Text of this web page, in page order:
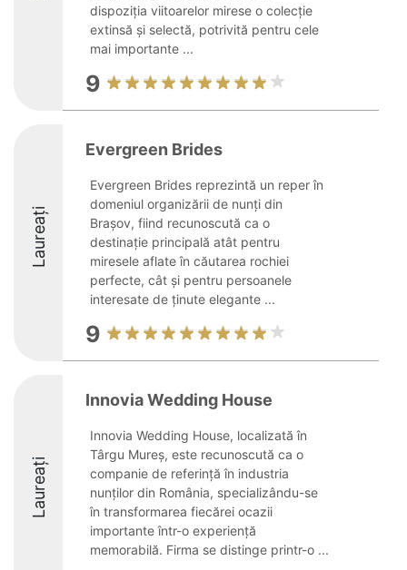
dispoziția viitoarelor mirese o colecție
extinsă și selectă, potrivită pentru cele
mai importante ...
9
Laureați
Evergreen Brides
Evergreen Brides reprezintă un reper în
domeniul organizării de nunți din
Brașov, fiind recunoscută ca o
destinație principală atât pentru
miresele aflate în căutarea rochiei
perfecte, cât și pentru persoanele
interesate de ținute elegante ...
9
Laureați
Innovia Wedding House
Innovia Wedding House, localizată în
Târgu Mureș, este recunoscută ca o
companie de referință în industria
nunților din România, specializându-se
în transformarea fiecărei ocazii
importante într-o experiență
memorabilă. Firma se distinge printr-o ...